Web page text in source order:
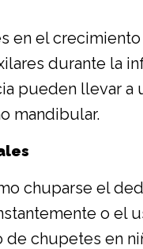
en el
durante la
pueden llevar a
mandibular.
chuparse el
o el
de chupetes en